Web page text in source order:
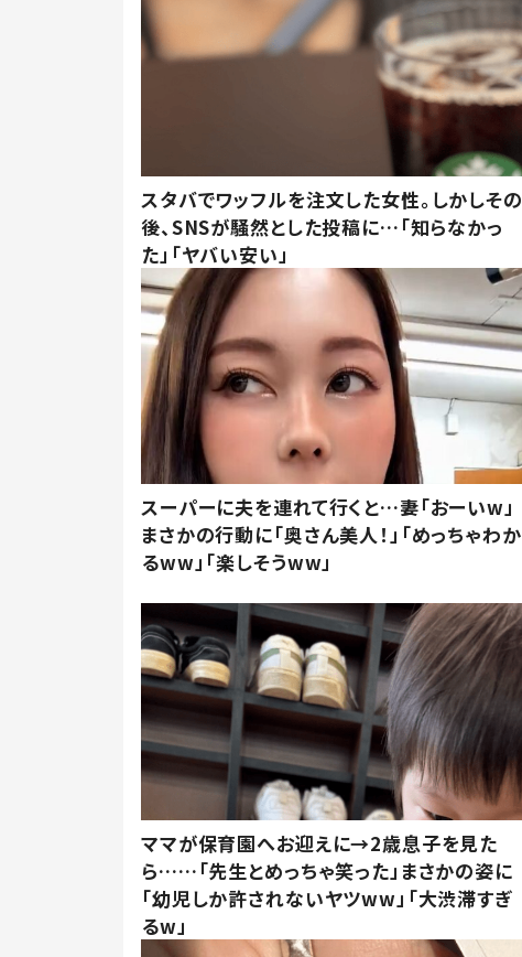
スタバでワッフルを注文した女性。しかしその
後、SNSが騒然とした投稿に…「知らなかっ
た」「ヤバい安い」
スーパーに夫を連れて行くと…妻「おーいw」
まさかの行動に「奥さん美人！」「めっちゃわか
るww」「楽しそうww」
ママが保育園へお迎えに→2歳息子を見た
ら……「先生とめっちゃ笑った」まさかの姿に
「幼児しか許されないヤツww」「大渋滞すぎ
るw」